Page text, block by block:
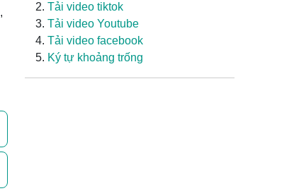
,
Tải video tiktok
Tải video Youtube
Tải video facebook
Ký tự khoảng trống